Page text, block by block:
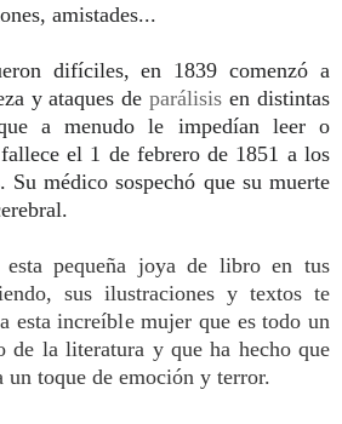
amistades...
difíciles, en 1839 comenzó a
y ataques deparálisis en distintas
a menudo le impedían leer o
el 1 de febrero de 1851 a los
Su médico sospechó que su muerte
pequeña joya de libro en tus
sus ilustraciones y textos te
esta increíble mujer que es todo un
de la literatura y que ha hecho que
un toque de emoción y terror.